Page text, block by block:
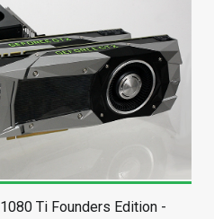
Ti Founders Edition -